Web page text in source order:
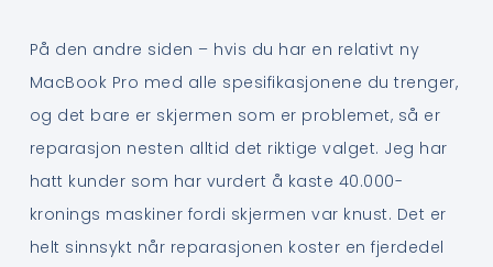
På den andre siden – hvis du har en relativt ny
MacBook Pro med alle spesifikasjonene du trenger,
og det bare er skjermen som er problemet, så er
reparasjon nesten alltid det riktige valget. Jeg har
hatt kunder som har vurdert å kaste 40.000-
kronings maskiner fordi skjermen var knust. Det er
helt sinnsykt når reparasjonen koster en fjerdedel